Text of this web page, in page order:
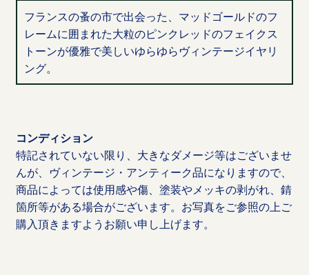
フランスの蚤の市で出会った、マッドゴールドのフ
レームに囲まれた大粒のピンクレッドのフェイクス
トーンが優雅で美しいゆらゆらヴィンテージイヤリ
ング。
コンディション
特記されていない限り、大きなダメージ等はございませ
んが、ヴィンテージ・アンティーク品になりますので、
商品によっては使用感や傷、塗装やメッキの剥がれ、錆
箇所等がある場合がございます。お写真をご参照の上ご
購入頂きますようお願い申し上げます。